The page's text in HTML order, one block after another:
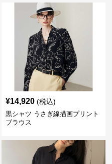
¥14,920 (税込)
黒シャツ うさぎ線描画プリント
ブラウス